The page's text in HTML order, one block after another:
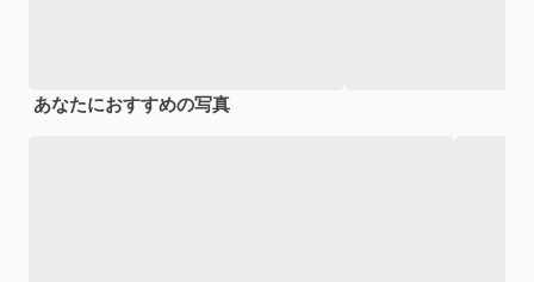
あなたにおすすめの写真